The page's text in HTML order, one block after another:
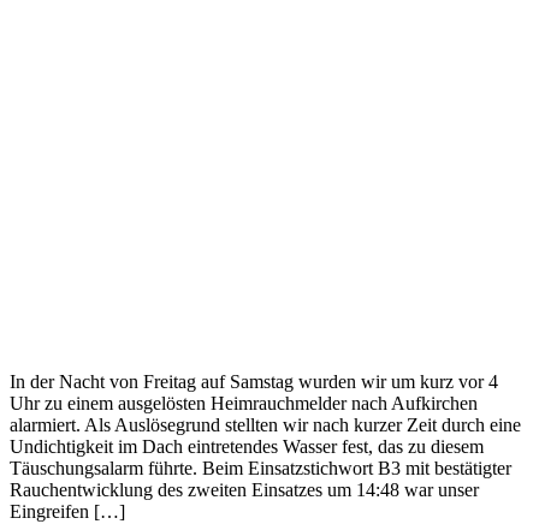
In der Nacht von Freitag auf Samstag wurden wir um kurz vor 4
Uhr zu einem ausgelösten Heimrauchmelder nach Aufkirchen
alarmiert. Als Auslösegrund stellten wir nach kurzer Zeit durch eine
Undichtigkeit im Dach eintretendes Wasser fest, das zu diesem
Täuschungsalarm führte. Beim Einsatzstichwort B3 mit bestätigter
Rauchentwicklung des zweiten Einsatzes um 14:48 war unser
Eingreifen […]